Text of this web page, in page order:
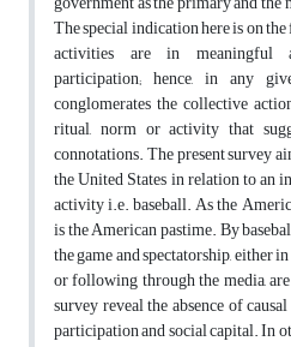
The special indication here is on
activities are in meaningful
participation; hence, in any
conglomerates the collective
ritual, norm or activity that
connotations. The present survey
the United States in relation to an
activity i.e. baseball. As the
is the American pastime. By
the game and spectatorship, either
or following through the media,
survey reveal the absence of
participation and social capital. In